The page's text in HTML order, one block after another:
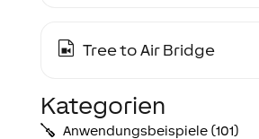
Tree to Air Bridge
Kategorien
Anwendungs­­­beispiele (101)